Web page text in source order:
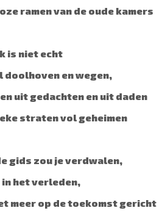
ramen van de oude kamers
is niet echt
doolhoven en wegen,
uit gedachten en uit daden
straten vol geheimen
gids zou je verdwalen,
in het verleden,
meer op de toekomst gericht